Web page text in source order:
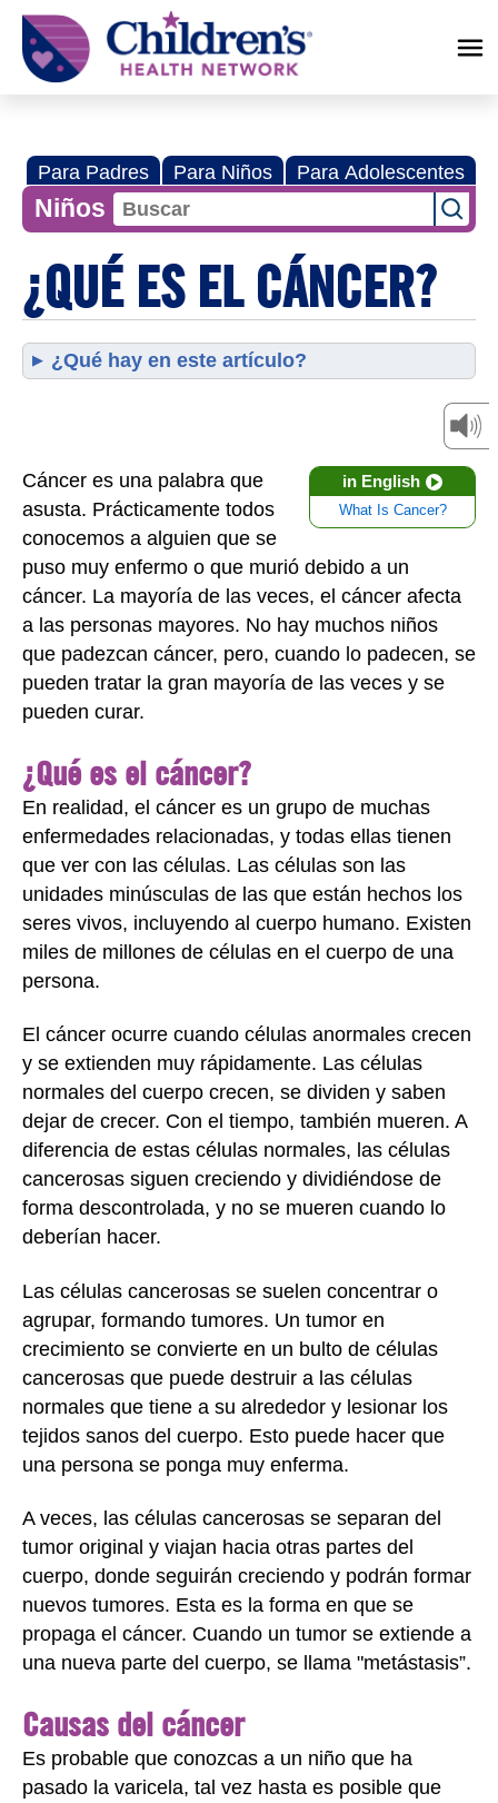
Children's
Health
Network
Para Padres Para Niños Para Adolescentes
Niños
¿QUÉ ES EL CÁNCER?
¿Qué hay en este artículo?
in English
What Is Cancer?
Cáncer es una palabra que
asusta. Prácticamente todos
conocemos a alguien que se
puso muy enfermo o que murió debido a un
cáncer. La mayoría de las veces, el cáncer afecta
a las personas mayores. No hay muchos niños
que padezcan cáncer, pero, cuando lo padecen, se
pueden tratar la gran mayoría de las veces y se
pueden curar.
¿Qué es el cáncer?
En realidad, el cáncer es un grupo de muchas
enfermedades relacionadas, y todas ellas tienen
que ver con las células. Las células son las
unidades minúsculas de las que están hechos los
seres vivos, incluyendo al cuerpo humano. Existen
miles de millones de células en el cuerpo de una
persona.
El cáncer ocurre cuando células anormales crecen
y se extienden muy rápidamente. Las células
normales del cuerpo crecen, se dividen y saben
dejar de crecer. Con el tiempo, también mueren. A
diferencia de estas células normales, las células
cancerosas siguen creciendo y dividiéndose de
forma descontrolada, y no se mueren cuando lo
deberían hacer.
Las células cancerosas se suelen concentrar o
agrupar, formando tumores. Un tumor en
crecimiento se convierte en un bulto de células
cancerosas que puede destruir a las células
normales que tiene a su alrededor y lesionar los
tejidos sanos del cuerpo. Esto puede hacer que
una persona se ponga muy enferma.
A veces, las células cancerosas se separan del
tumor original y viajan hacia otras partes del
cuerpo, donde seguirán creciendo y podrán formar
nuevos tumores. Esta es la forma en que se
propaga el cáncer. Cuando un tumor se extiende a
una nueva parte del cuerpo, se llama "metástasis”.
Causas del cáncer
Es probable que conozcas a un niño que ha
pasado la varicela, tal vez hasta es posible que